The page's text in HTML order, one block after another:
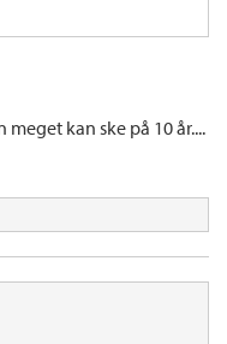
kan ske på 10 år....